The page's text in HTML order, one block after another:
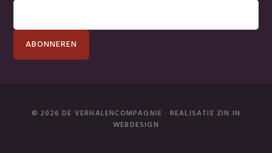
ABONNEREN
© 2026 DE VERHALENCOMPAGNIE · REALISATIE ZIN IN
WEBDESIGN